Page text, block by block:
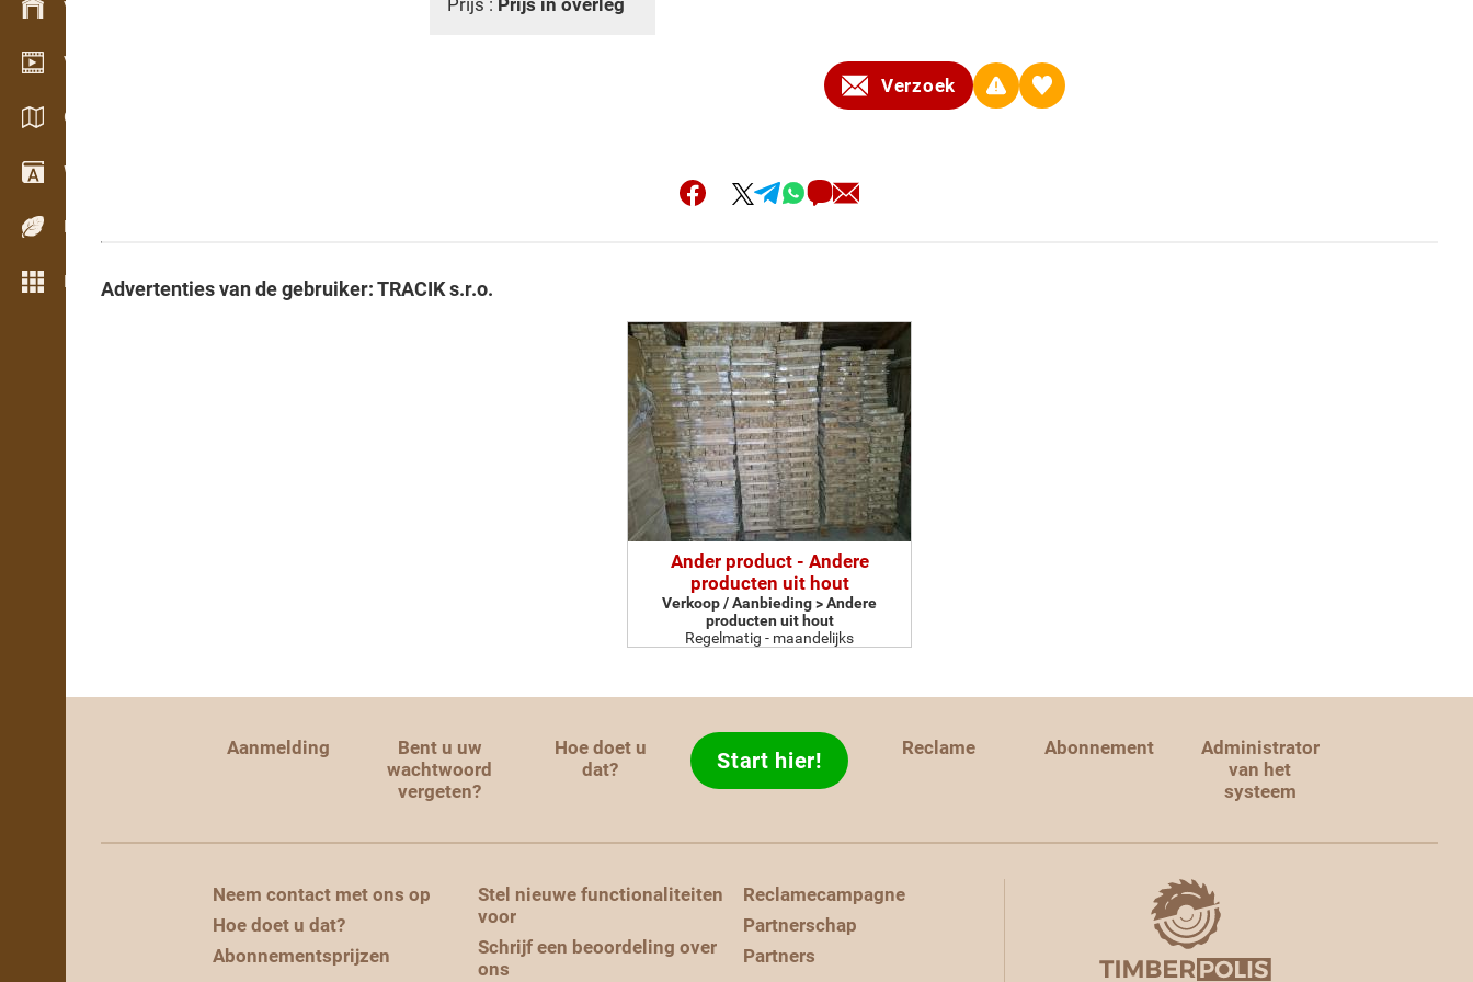
Voorraadbeheer
Video showroom
Catalogi / Brochures
Woordenboek
Houtsoorten
Meer opties
Prijs : Prijs in overleg
Verzoek
Advertenties van de gebruiker: TRACIK s.r.o.
Ander product - Andere
producten uit hout
Verkoop / Aanbieding > Andere
producten uit hout
Regelmatig - maandelijks
Aanmelding
Bent u uw
wachtwoord
vergeten?
Hoe doet u
dat?
Start hier! Reclame Abonnement
Administrator
van het
systeem
Neem contact met ons op
Hoe doet u dat?
Abonnementsprijzen
Stel nieuwe functionaliteiten
voor
Schrijf een beoordeling over
ons
Reclamecampagne
Partnerschap
Partners